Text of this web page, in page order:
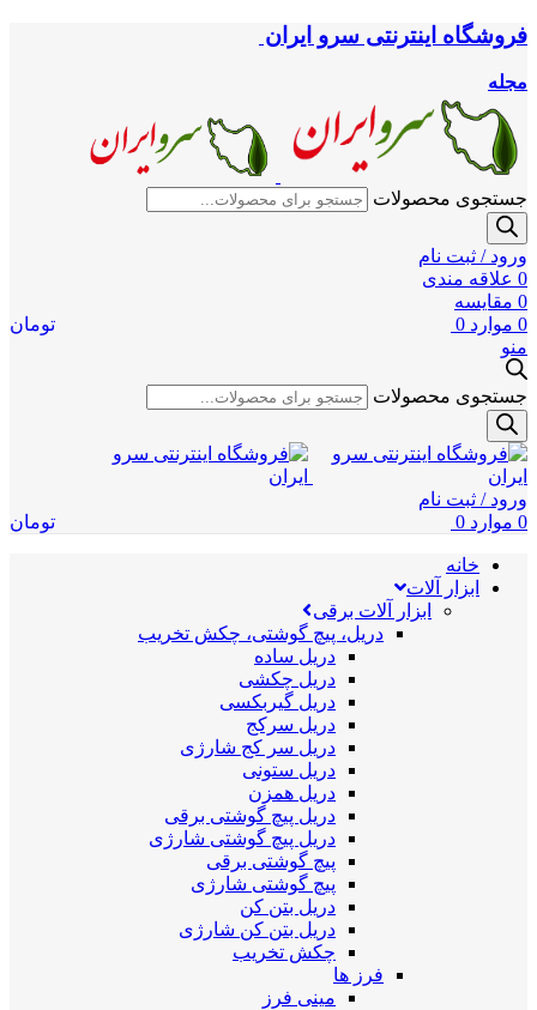
فروشگاه اینترنتی سرو ایران
مجله
جستجوی محصولات
ورود / ثبت نام
0 علاقه مندی
0 مقایسه
0 موارد 0
تومان
منو
جستجوی محصولات
ورود / ثبت نام
0 موارد 0 تومان
خانه
ابزار آلات
ابزار آلات برقی
دریل، پیچ گوشتی، چکش تخریب
دریل ساده
دریل چکشی
دریل گیربکسی
دریل سرکج
دریل سر کج شارژی
دریل ستونی
دریل همزن
دریل پیچ گوشتی برقی
دریل پیچ گوشتی شارژی
پیچ گوشتی برقی
پیچ گوشتی شارژی
دریل بتن کن
دریل بتن کن شارژی
چکش تخریب
فرز ها
مینی فرز